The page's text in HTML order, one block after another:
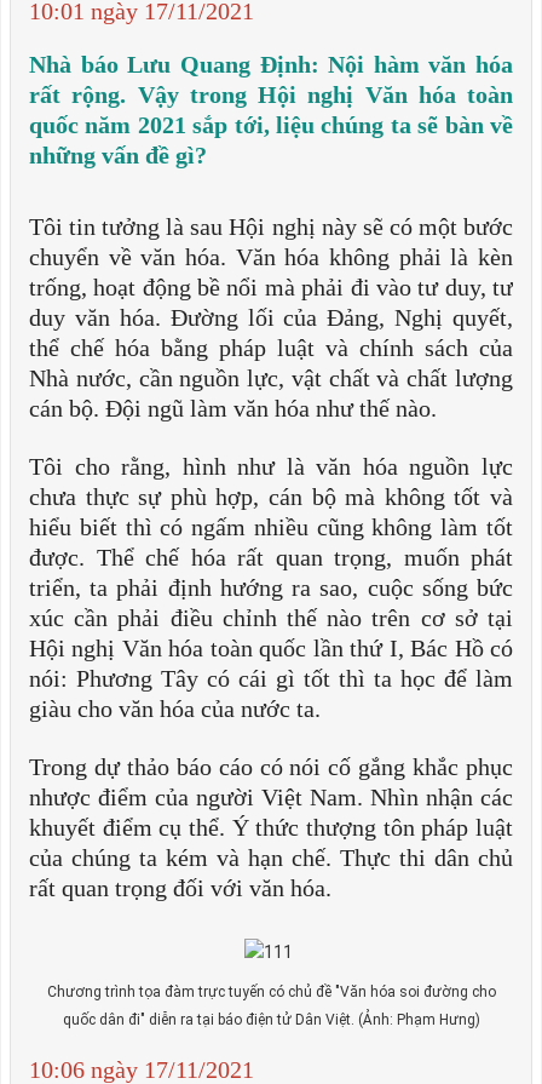
10:01 ngày 17/11/2021
Nhà báo Lưu Quang Định: Nội hàm văn hóa
rất rộng. Vậy trong Hội nghị Văn hóa toàn
quốc năm 2021 sắp tới, liệu chúng ta sẽ bàn về
những vấn đề gì?
Tôi tin tưởng là sau Hội nghị này sẽ có một bước
chuyển về văn hóa. Văn hóa không phải là kèn
trống, hoạt động bề nổi mà phải đi vào tư duy, tư
duy văn hóa. Đường lối của Đảng, Nghị quyết,
thể chế hóa bằng pháp luật và chính sách của
Nhà nước, cần nguồn lực, vật chất và chất lượng
cán bộ. Đội ngũ làm văn hóa như thế nào.
Tôi cho rằng, hình như là văn hóa nguồn lực
chưa thực sự phù hợp, cán bộ mà không tốt và
hiểu biết thì có ngấm nhiều cũng không làm tốt
được. Thể chế hóa rất quan trọng, muốn phát
triển, ta phải định hướng ra sao, cuộc sống bức
xúc cần phải điều chỉnh thế nào trên cơ sở tại
Hội nghị Văn hóa toàn quốc lần thứ I, Bác Hồ có
nói: Phương Tây có cái gì tốt thì ta học để làm
giàu cho văn hóa của nước ta.
Trong dự thảo báo cáo có nói cố gắng khắc phục
nhược điểm của người Việt Nam. Nhìn nhận các
khuyết điểm cụ thể. Ý thức thượng tôn pháp luật
của chúng ta kém và hạn chế. Thực thi dân chủ
rất quan trọng đối với văn hóa.
Chương trình tọa đàm trực tuyến có chủ đề "Văn hóa soi đường cho
quốc dân đi" diễn ra tại báo điện tử Dân Việt. (Ảnh: Phạm Hưng)
10:06 ngày 17/11/2021